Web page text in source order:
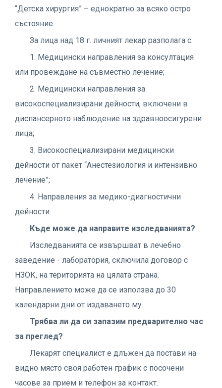
“Детска хирургия” – еднократно за всяко остро
състояние.
За лица над 18 г. личният лекар разполага с:
1. Медицински направления за консултация
или провеждане на съвместно лечение;
2. Медицински направления за
високоспециализирани дейности, включени в
диспансерното наблюдение на здравноосигурени
лица;
3. Високоспециализирани медицински
дейности от пакет “Анестезиология и интензивно
лечение”;
4. Направления за медико-диагностични
дейности.
Къде може да направите изследванията?
Изследванията се извършват в лечебно
заведение - лаборатория, сключила договор с
НЗОК, на територията на цялата страна.
Направлението може да се използва до 30
календарни дни от издаването му.
Трябва ли да си запазим предварително час
за преглед?
Лекарят специалист е длъжен да постави на
видно място своя работен график с посочени
часове за прием и телефон за контакт.